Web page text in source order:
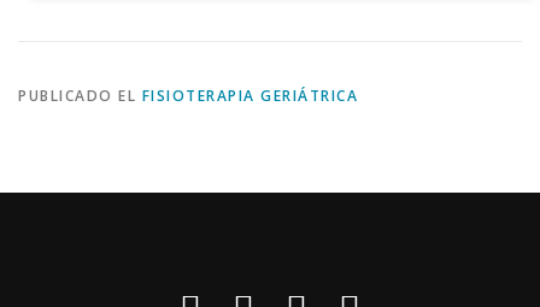
PUBLICADO EL FISIOTERAPIA GERIÁTRICA